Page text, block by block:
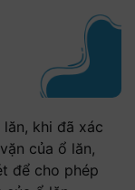
khi đã xác
của ổ lăn,
để cho phép